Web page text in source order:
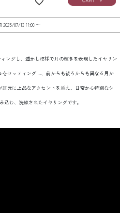
2025/07/13 11:00 〜
ングし、透かし模様で月の輝きを表現したイヤリン
セッティングし、前からも後ろからも異なる月が
元に上品なアクセントを添え、日常から特別なシ
む、洗練されたイヤリングです。